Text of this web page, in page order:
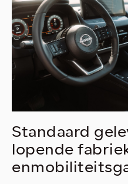
Standaard
lopende